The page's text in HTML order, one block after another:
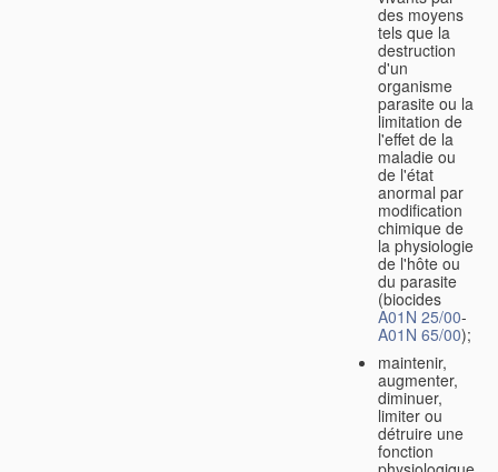
des moyens
tels que la
destruction
d'un
organisme
parasite ou la
limitation de
l'effet de la
maladie ou
de l'état
anormal par
modification
chimique de
la physiologie
de l'hôte ou
du parasite
(biocides
A01N 25/00-
A01N 65/00);
maintenir,
augmenter,
diminuer,
limiter ou
détruire une
fonction